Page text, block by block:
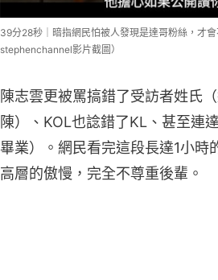
39分28秒｜暗指網民怕被人發現是達哥粉絲，才
stephenchannel影片截圖）
陳志雲更被罵搞錯了受訪者姓氏
陳）、KOL也諗錯了KL、甚至連
畢業）。網民看完這段長達1小時
高層的傲慢，完全不尊重後輩。